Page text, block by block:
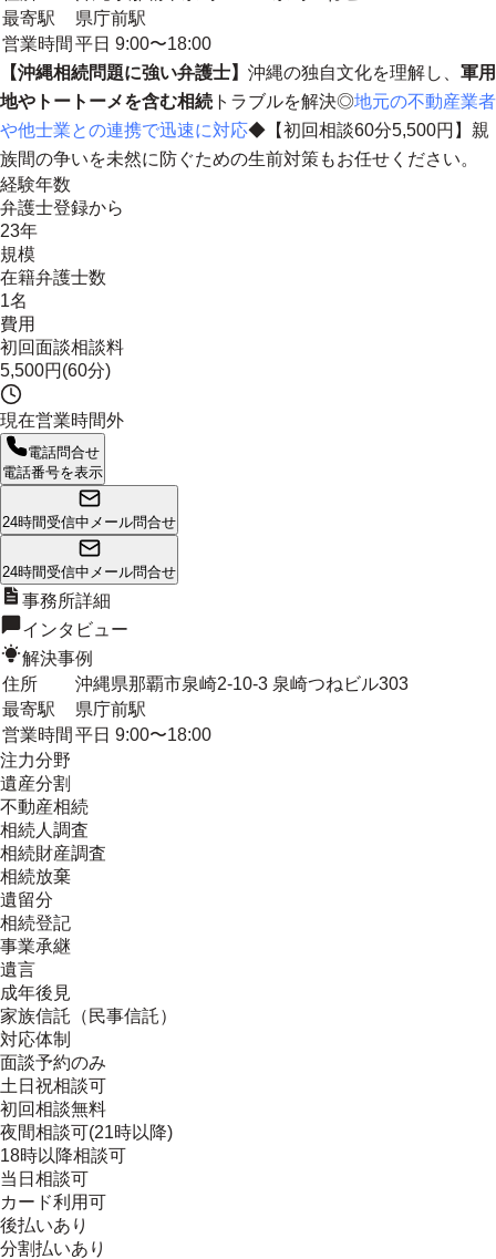
最寄駅
県庁前駅
営業時間 平日 9:00〜18:00
【沖縄相続問題に強い弁護士】 沖縄の独自文化を理解し、 軍用
地やトートーメを含む相続 トラブルを解決◎地元の不動産業者
や他士業との連携で迅速に対応◆【初回相談60分5,500円】親
族間の争いを未然に防ぐための生前対策もお任せください。
経験年数
弁護士登録から
23年
規模
在籍弁護士数
1名
費用
初回面談相談料
5,500円(60分)
現在営業時間外
電話問合せ
電話番号を表示
24時間受信中 メール問合せ
24時間受信中 メール問合せ
事務所詳細
インタビュー
解決事例
住所
沖縄県那覇市泉崎2-10-3 泉崎つねビル303
最寄駅
県庁前駅
営業時間 平日 9:00〜18:00
注力分野
遺産分割
不動産相続
相続人調査
相続財産調査
相続放棄
遺留分
相続登記
事業承継
遺言
成年後見
家族信託（民事信託）
対応体制
面談予約のみ
土日祝相談可
初回相談無料
夜間相談可(21時以降)
18時以降相談可
当日相談可
カード利用可
後払いあり
分割払いあり